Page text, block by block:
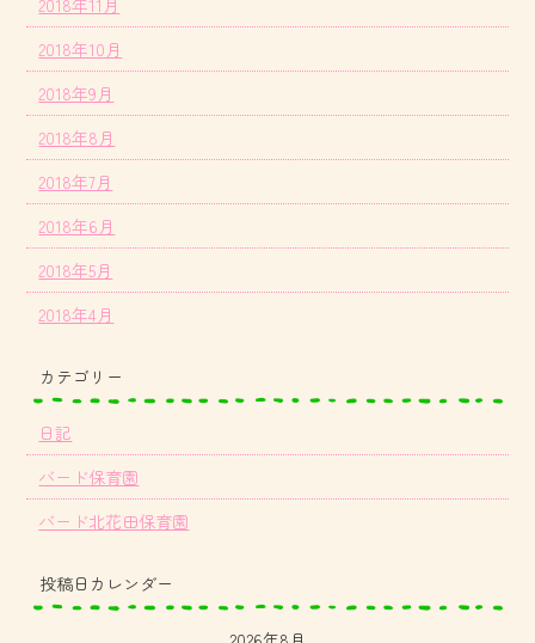
2018年11月
2018年10月
2018年9月
2018年8月
2018年7月
2018年6月
2018年5月
2018年4月
カテゴリー
日記
バード保育園
バード北花田保育園
投稿日カレンダー